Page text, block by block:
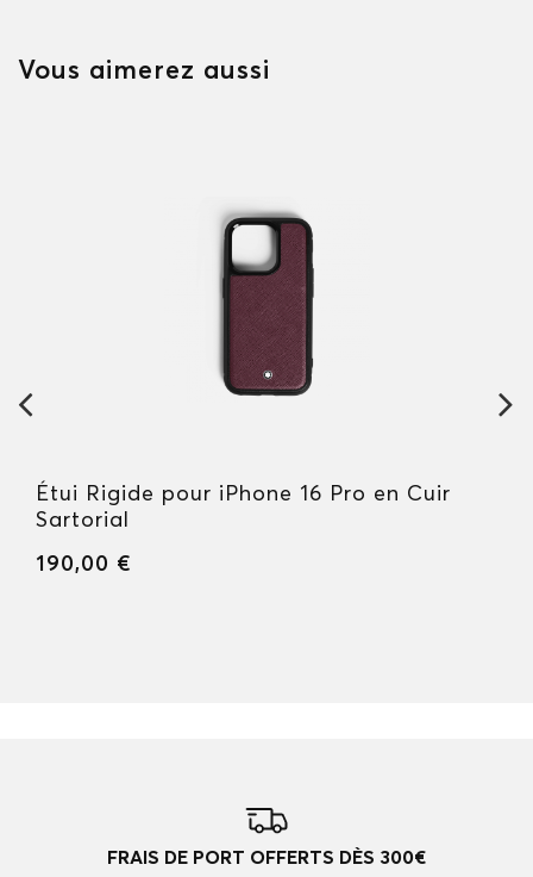
Vous aimerez aussi
Étui Rigide pour iPhone 16 Pro en Cuir
Sartorial
190,00 €
FRAIS DE PORT OFFERTS DÈS 300€